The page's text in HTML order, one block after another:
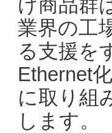
け商品群
業界の工
る支援を
Ethernet
に取り組
します。